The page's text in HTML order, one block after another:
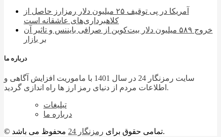
آمریکا در پی توقیف ۲۵ میلیون دلار رمزارز حاصل از
کلاهبرداری‌های عاشقانه است
خروج ۵۸۹ میلیون دلار بیت‌کوین از صرافی بایننس و تاثیر آن
بر بازار
درباره ما
سایت رمزنگار 24 در سال 1401 با ماموریت افزایش آگاهی و
اطلاعات مردم از دنیای رمز ارز ها راه اندازی گردید.
تبلیغات
درباره ما
© تمامی حقوق برای رمزنگار 24 محفوظ می باشد.